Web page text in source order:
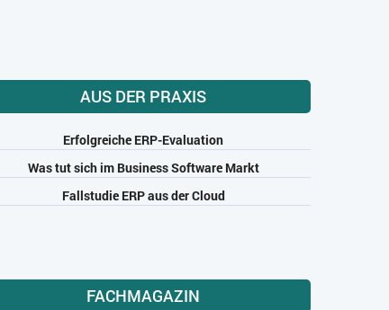
AUS DER PRAXIS
Erfolgreiche ERP-Evaluation
Was tut sich im Business Software Markt
Fallstudie ERP aus der Cloud
FACHMAGAZIN